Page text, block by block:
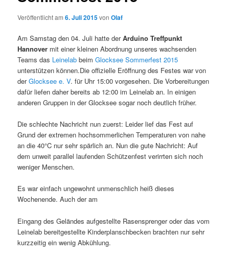
Veröffentlicht am6. Juli 2015vonOlaf
Am Samstag den 04. Juli hatte derArduino Treffpunkt
Hannover mit einer kleinen Abordnung unseres wachsenden
Teams das LeinelabbeimGlocksee Sommerfest 2015
unterstützen können.Die offizielle Eröffnung des Festes war von
derGlocksee e. V. für Uhr 15:00 vorgesehen. Die Vorbereitungen
dafür liefen daher bereits ab 12:00 im Leinelab an. In einigen
anderen Gruppen in der Glocksee sogar noch deutlich früher.
Die schlechte Nachricht nun zuerst: Leider lief das Fest auf
Grund der extremen hochsommerlichen Temperaturen von nahe
an die 40°C nur sehr spärlich an. Nun die gute Nachricht: Auf
dem unweit parallel laufenden Schützenfest verirrten sich noch
weniger Menschen.
Es war einfach ungewohnt unmenschlich heiß dieses
Wochenende. Auch der am
Eingang des Geländes aufgestellte Rasensprenger oder das vom
Leinelab bereitgestellte Kinderplanschbecken brachten nur sehr
kurzzeitig ein wenig Abkühlung.